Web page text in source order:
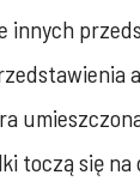
innych
toczą się na